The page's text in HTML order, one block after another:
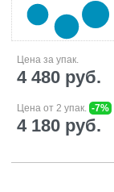
Цена за упак.
4 480 руб.
Цена от 2 упак. -7%
4 180 руб.